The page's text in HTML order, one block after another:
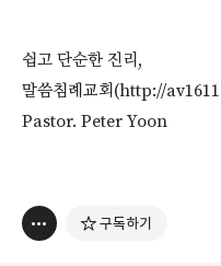
쉽고 단순한 진리,
말씀침례교회(http://
Pastor. Peter Yoon
구독하기